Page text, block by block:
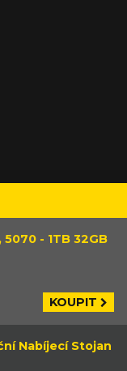
- 1TB 32GB
KOUPIT
Nabíjecí Stojan